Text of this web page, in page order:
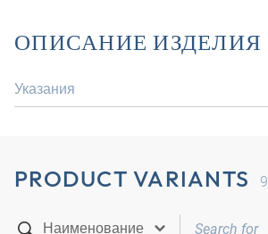
ОПИСАНИЕ ИЗДЕЛИЯ
Указания
PRODUCT VARIANTS 9